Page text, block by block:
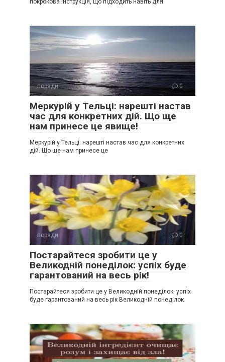
покрокова інструкція, що підходить навіть для
поради 0
Меркурій у Тельці: нарешті настав
час для конкретних дій. Що ще
нам принесе це явище!
Меркурій у Тельці: нарешті настав час для конкретних
дій. Що ще нам принесе це
поради 0
Постарайтеся зробити це у
Великодній понеділок: успіх буде
гарантований на весь рік!
Постарайтеся зробити це у Великодній понеділок: успіх
буде гарантований на весь рік Великодній понеділок